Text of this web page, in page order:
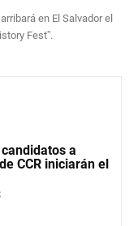
en El Salvador el
Fest”.
a
CCR iniciarán el